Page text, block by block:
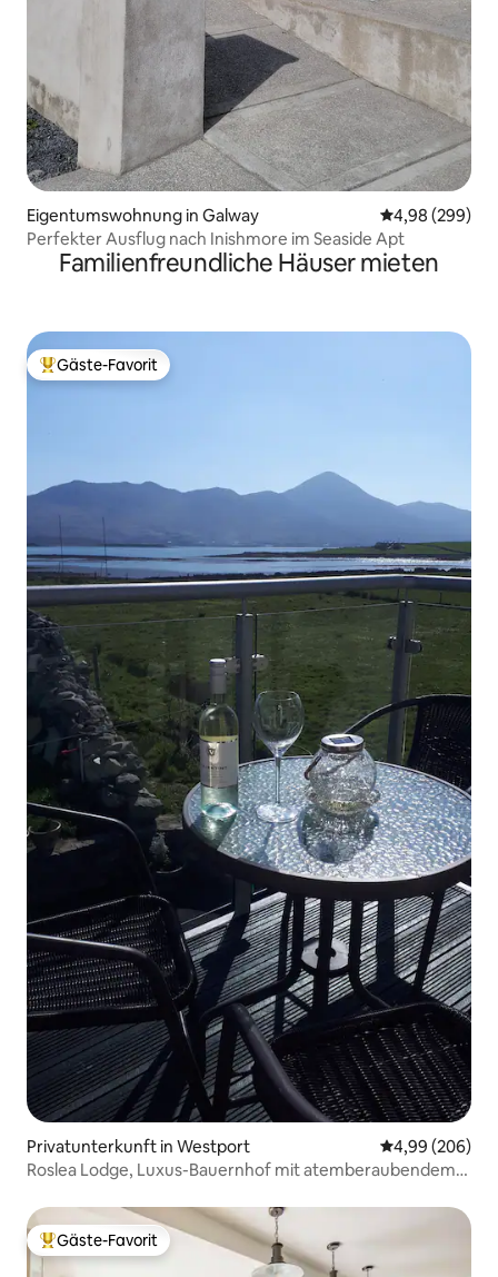
Eigentumswohnung in Galway
4,98 (299)
Perfekter Ausflug nach Inishmore im Seaside Apt
Familienfreundliche Häuser mieten
Beliebter Gäste-Favorit.
Gäste-Favorit
Privatunterkunft in Westport
4,99 (206)
Roslea Lodge, Luxus-Bauernhof mit atemberaubendem
Beliebter Gäste-Favorit.
Gäste-Favorit